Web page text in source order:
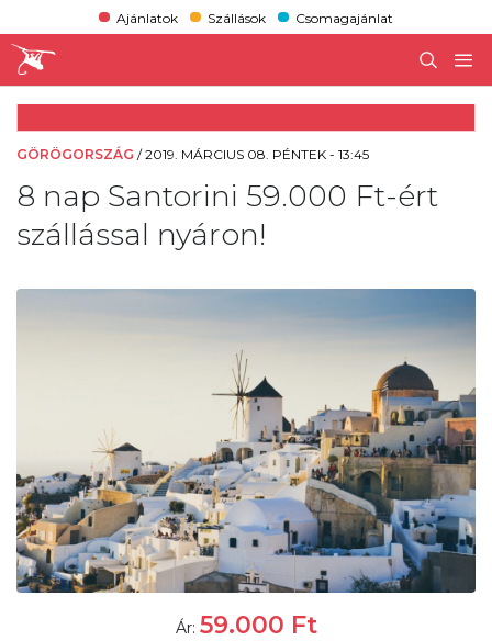
Ajánlatok Szállások Csomagajánlat
GÖRÖGORSZÁG /2019. MÁRCIUS 08. PÉNTEK - 13:45
8 nap Santorini 59.000 Ft-ért
szállással nyáron!
Ár: 59.000 Ft